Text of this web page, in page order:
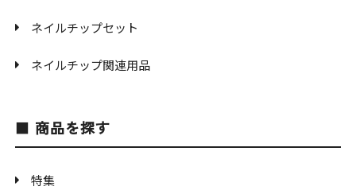
ネイルチップセット
ネイルチップ関連用品
商品を探す
特集